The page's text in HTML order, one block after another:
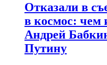
Отказали в
в космос: чем
Андрей
Путину